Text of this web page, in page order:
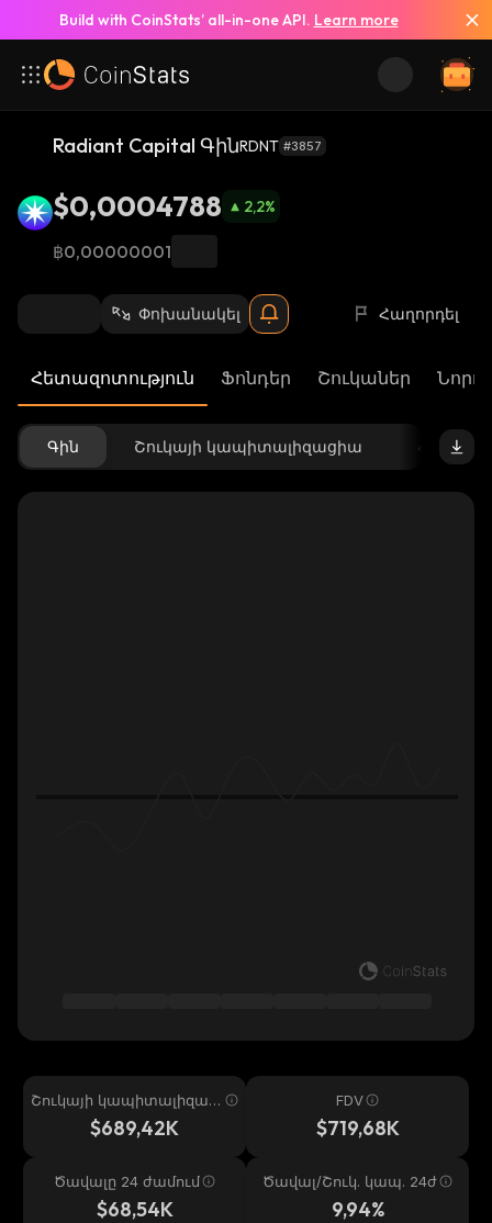
Build with CoinStats’ all-in-one API. Learn more
Radiant Capital ԳինRDNT #3857
$0,0004788 2,2%
฿0,00000001
Փոխանակել Հաղորդել
Հետազոտություն Ֆոնդեր Շուկաներ
Գին Շուկայի կապիտալիզացիա
Շուկայի կապիտալիզաց
$689,42K
FDV
$719,68K
Ծավալը 24 ժամում
$68,54K
Ծավալ/Շուկ. կապ. 24ժ
9,94%